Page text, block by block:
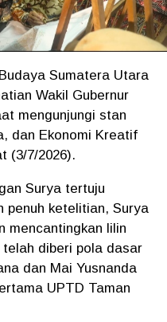
Sumatera Utara
Wakil Gubernur
mengunjungi stan
dan Ekonomi Kreatif
(3/7/2026).
Surya tertuju
penuh ketelitian, Surya
mencantingkan lilin
diberi pola dasar
dan Mai Yusnanda
UPTD Taman